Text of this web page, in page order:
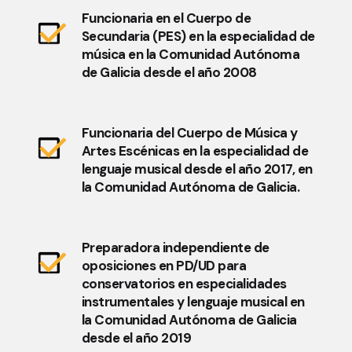
Funcionaria en el Cuerpo de
Secundaria (PES) en la especialidad de
música en la Comunidad Autónoma
de Galicia desde el año 2008
Funcionaria del Cuerpo de Música y
Artes Escénicas en la especialidad de
lenguaje musical desde el año 2017, en
la Comunidad Autónoma de Galicia.
Preparadora independiente de
oposiciones en PD/UD para
conservatorios en especialidades
instrumentales y lenguaje musical en
la Comunidad Autónoma de Galicia
desde el año 2019